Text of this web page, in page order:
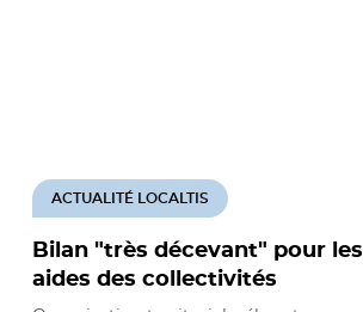
Bilan "très décevant" pour les
aides des collectivités
ACTUALITÉ LOCALTIS